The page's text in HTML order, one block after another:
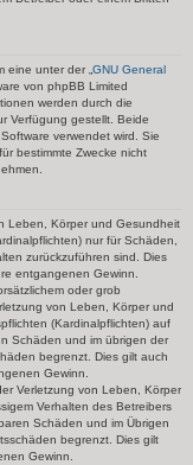
unter der „ GNU General
von phpBB Limited
werden durch die
Verfügung gestellt. Beide
verwendet wird. Sie
bestimmte Zwecke nicht
Leben, Körper und Gesundheit
nur für Schäden,
zurückzuführen sind. Dies
entgangenen Gewinn.
oder grob
von Leben, Körper und
(Kardinalpflichten) auf
Schäden und im übrigen der
begrenzt. Dies gilt auch
Gewinn.
Verletzung von Leben, Körper
Verhalten des Betreibers
Schäden und im Übrigen
begrenzt. Dies gilt
Gewinn.